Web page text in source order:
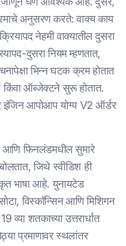
अनुसरण करते: वाक्य काय
नेहमी वाक्यातील दुसरा
दुसरा नियम म्हणतात,
भिन्न घटक क्रम होतात
किंवा ऑब्जेक्टने सुरू होतात.
इंजिन आपोआप योग्य V2 ऑर्डर
फिनलंडमधील सुमारे
जिथे स्वीडिश ही
भाषा आहे. युनायटेड
विस्कॉन्सिन आणि मिशिगन
व्या शतकाच्या उत्तरार्धात
प्रमाणावर स्थलांतर